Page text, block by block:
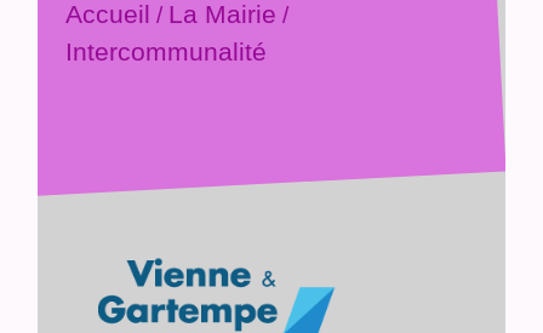
Accueil / La Mairie /
Intercommunalité